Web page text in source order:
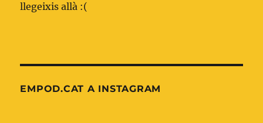
llegeixis allà :(
EMPOD.CAT A INSTAGRAM